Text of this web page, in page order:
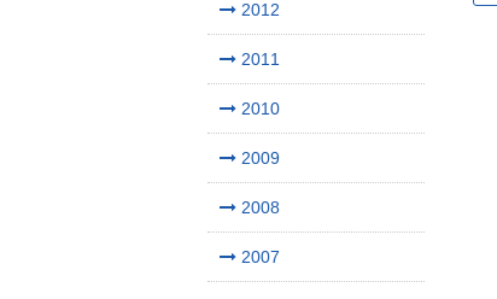
2012
2011
2010
2009
2008
2007